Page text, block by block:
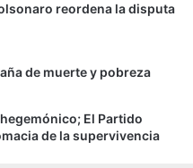
reordena la disputa
de muerte y pobreza
El Partido
de la supervivencia